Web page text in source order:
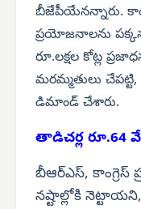
బీజేపీయేనన్నారు.
ప్రయోజనాలను
రూ.లక్షల కోట్ల
మరమ్మతులు
డిమాండ్ చేశారు.
తాడిచర్ల రూ.64
బీఆర్‌ఎస్, కాంగ్రెస్
నష్టాల్లోకి